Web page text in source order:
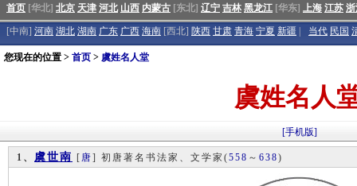
首页 [华北] 北京 天津 河北 山西 内蒙古 [东北] 辽宁 吉林 黑龙江 [华东] 上海 江苏
[中南] 河南 湖北 湖南 广东 广西 海南 [西北] 陕西 甘肃 青海 宁夏 新疆 当代 民国
您现在的位置 > 首页 > 虞姓名人堂
虞姓名人
[手机版]
1、 虞世南 [ 唐] 初唐著名书法家、文学家 (558 ～ 638)